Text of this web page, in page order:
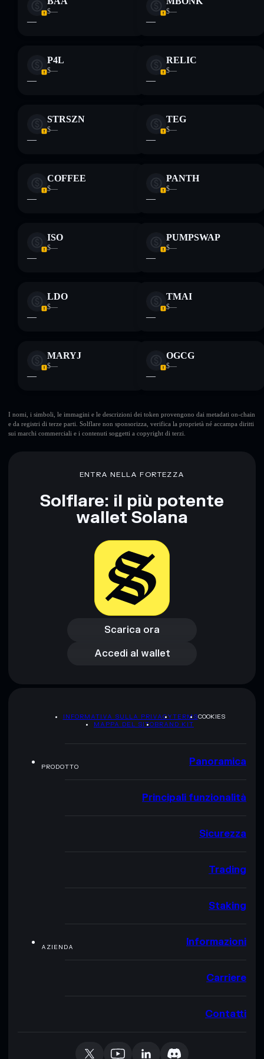
$—
—
$—
—
P4L
$—
—
RELIC
$—
—
STRSZN
$—
—
TEG
$—
—
COFFEE
$—
—
PANTH
$—
—
ISO
$—
—
PUMPSWAP
$—
—
LDO
$—
—
TMAI
$—
—
MARYJ
$—
—
OGCG
$—
—
I nomi, i simboli, le immagini e le descrizioni dei token provengono dai metadati on-chain
e da registri di terze parti. Solflare non sponsorizza, verifica la proprietà né accampa diritti
sui marchi commerciali e i contenuti soggetti a copyright di terzi.
ENTRA NELLA FORTEZZA
Solflare: il più potente
wallet Solana
Scarica ora
Scarica ora
Accedi al wallet
Accedi al wallet
INFORMATIVA SULLA PRIVACYTERMSCOOKIES
MAPPA DEL SITOBRAND KIT
PRODOTTO Panoramica
Principali funzionalità
Sicurezza
Trading
Staking
AZIENDA Informazioni
Carriere
Contatti